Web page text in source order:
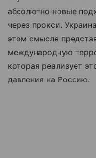
абсолютно новые
через прокси.
этом смысле
международную
которая реализует
давления на Россию.